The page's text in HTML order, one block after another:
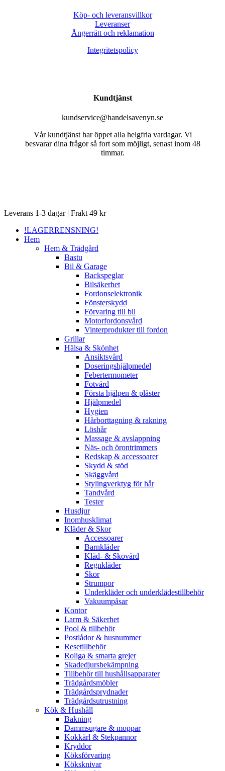
Köp- och leveransvillkor
Leveranser
Ångerrätt och reklamation
Integritetspolicy
Kundtjänst
kundservice@handelsavenyn.se
Vår kundtjänst har öppet alla helgfria vardagar. Vi
besvarar dina frågor så fort som möjligt, senast inom 48
timmar.
Close
Leverans 1-3 dagar | Frakt 49 kr
!LAGERRENSNING!
Hem
Hem & Trädgård
Bastu
Bil & Garage
Backspeglar
Bilsäkerhet
Fordonselektronik
Fönsterskydd
Förvaring till bil
Motorfordonsvård
Vinterprodukter till fordon
Grillar
Hälsa & Skönhet
Ansiktsvård
Doseringshjälpmedel
Febertermometer
Fotvård
Första hjälpen & plåster
Hjälpmedel
Hygien
Hårborttagning & rakning
Löshår
Massage & avslappning
Näs- och örontrimmers
Redskap & accessoarer
Skydd & stöd
Skäggvård
Stylingverktyg för hår
Tandvård
Tester
Husdjur
Inomhusklimat
Kläder & Skor
Accessoarer
Barnkläder
Kläd- & Skovård
Regnkläder
Skor
Strumpor
Underkläder och underklädestillbehör
Vakuumpåsar
Kontor
Larm & Säkerhet
Pool & tillbehör
Postlådor & husnummer
Resetillbehör
Roliga & smarta grejer
Skadedjursbekämpning
Tillbehör till hushållsapparater
Trädgårdsmöbler
Trädgårdsprydnader
Trädgårdsutrustning
Kök & Hushåll
Bakning
Dammsugare & moppar
Kokkärl & Stekpannor
Kryddor
Köksförvaring
Köksknivar